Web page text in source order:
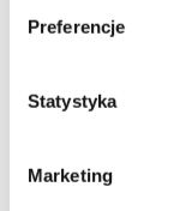
Preferencje
Statystyka
Marketing